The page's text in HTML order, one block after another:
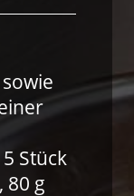
Stück
80 g